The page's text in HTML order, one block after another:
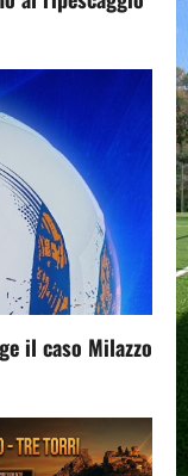
il caso Milazzo